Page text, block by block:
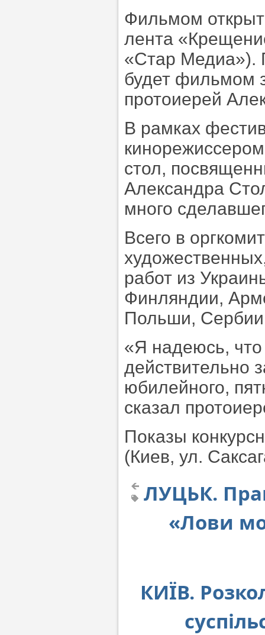
Фильмом
лента
«Стар Медиа»).
будет фильмом
протоиерей
В рамках
стол,
Александра
много
Всего в
работ из
Финляндии,
Польши,
«Я надеюсь, что
действительно
юбилейного,
сказал
Показы
(Киев, ул.
ЛУЦЬК.
«Лови
КИЇВ.